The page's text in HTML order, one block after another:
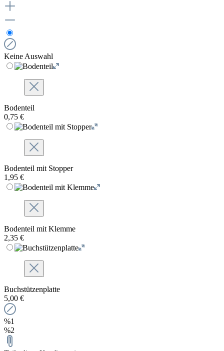
Keine Auswahl
Bodenteil
0,75 €
Bodenteil mit Stopper
1,95 €
Bodenteil mit Klemme
2,35 €
Buchstützenplatte
5,00 €
%1
%2